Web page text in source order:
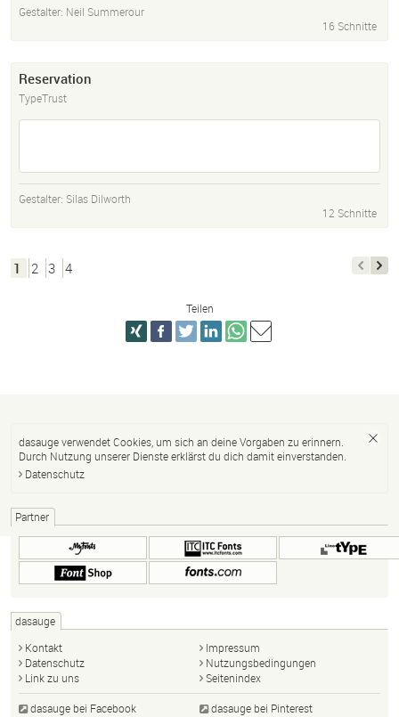
Gestalter: Neil Summerour
16 Schnitte
Reservation
TypeTrust
Gestalter: Silas Dilworth
12 Schnitte
1 2 3 4
Teilen
dasauge verwendet Cookies, um sich an deine Vorgaben zu erinnern.
Durch Nutzung unserer Dienste erklärst du dich damit einverstanden.
Datenschutz
Partner
dasauge
Kontakt
Impressum
Datenschutz
Nutzungsbedingungen
Link zu uns
Seitenindex
dasauge bei Facebook dasauge bei Pinterest